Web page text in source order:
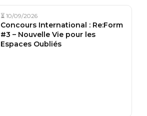
⏳ 10/09/2026
Concours International : Re:Form
#3 – Nouvelle Vie pour les
Espaces Oubliés